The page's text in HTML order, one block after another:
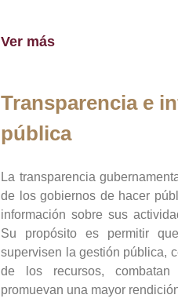
Ver más
Transparencia e
pública
La transparencia
de los gobiernos de hacer
información sobre sus
Su propósito es permitir
supervisen la gestión pública,
de los recursos,
promuevan una mayor